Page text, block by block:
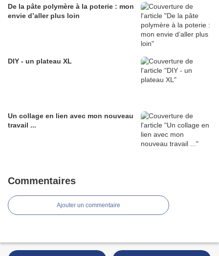
De la pâte polymère à la poterie : mon
envie d’aller plus loin
DIY - un plateau XL
Un collage en lien avec mon nouveau
travail ...
Commentaires
Ajouter un commentaire